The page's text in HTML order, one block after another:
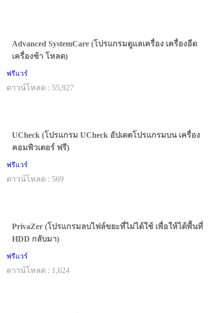
Advanced SystemCare (โปรแกรมดูแลเครื่อง เครื่องอืด
เครื่องช้า โหลด)
ฟรีแวร์
ดาวน์โหลด : 55,927
UCheck (โปรแกรม UCheck อัปเดตโปรแกรมบน เครื่อง
คอมพิวเตอร์ ฟรี)
ฟรีแวร์
ดาวน์โหลด : 569
PrivaZer (โปรแกรมลบไฟล์ขยะที่ไม่ได้ใช้ เพื่อให้ได้พื้นที่
HDD กลับมา)
ฟรีแวร์
ดาวน์โหลด : 1,624